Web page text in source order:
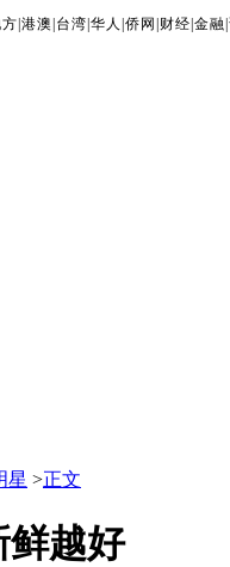
|港澳 台湾 |华人 |侨网 财经 |金融 |
星 >正文
鲜越好